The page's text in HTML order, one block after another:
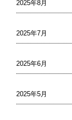
2025年8月
2025年7月
2025年6月
2025年5月